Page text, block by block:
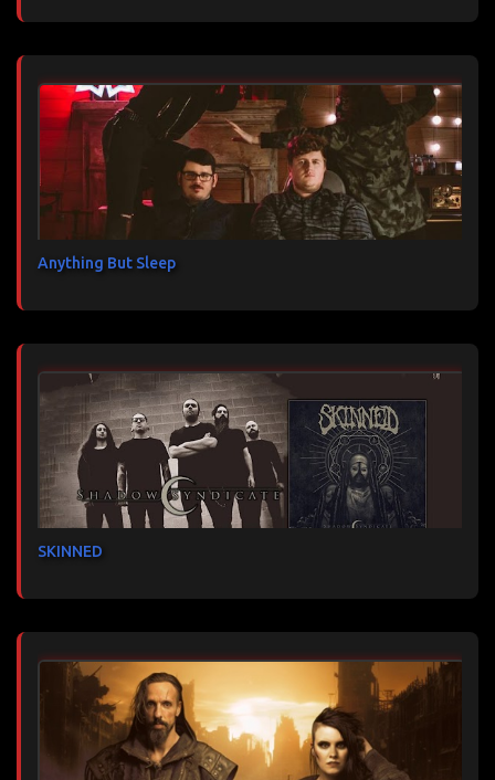
Anything But Sleep
SKINNED